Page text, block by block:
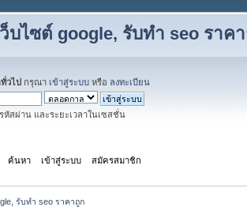
บไซต์ google, รับทำ seo ราค
วไป กรุณา เข้าสู่ระบบ หรือ ลงทะเบียน
หัสผ่าน และระยะเวลาในเซสชั่น
ค้นหา เข้าสู่ระบบ สมัครสมาชิก
รับทำ seo ราคาถูก